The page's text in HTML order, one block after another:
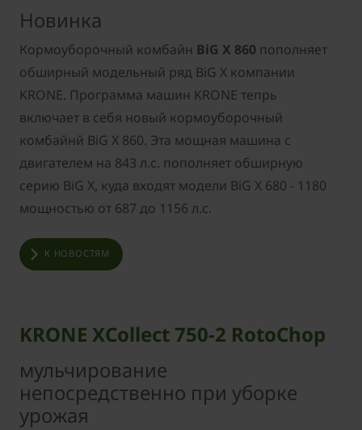
Новинка
Кормоуборочный комбайн BiG X 860 пополняет
обширный модельный ряд BiG X компании
KRONE. Программа машин KRONE тепрь
включает в себя новый кормоуборочный
комбайнй BiG X 860. Эта мощная машина с
двигателем на 843 л.с. пополняет обширную
серию BiG X, куда входят модели BiG X 680 - 1180
мощностью от 687 до 1156 л.с.
К НОВОСТЯМ
KRONE XCollect 750-2 RotoChop
мульчирование
непосредственно при уборке
урожая